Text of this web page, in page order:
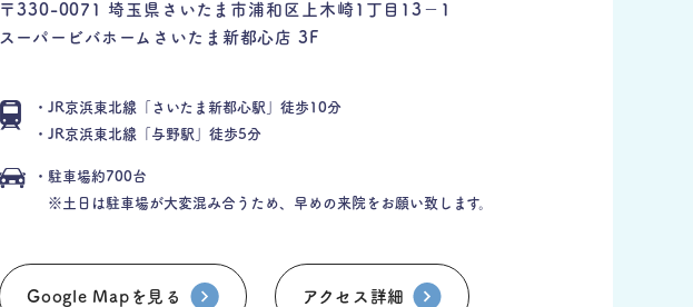
〒330-0071 埼玉県さいたま市浦和区上木崎1丁目13−1
スーパービバホームさいたま新都心店 3F
・JR京浜東北線「さいたま新都心駅」徒歩10分
・JR京浜東北線「与野駅」徒歩5分
・駐車場約700台
※土日は駐車場が大変混み合うため、早めの来院をお願い致します。
Google Mapを見る アクセス詳細